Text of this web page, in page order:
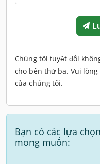
Chúng tôi tuyệt đối
cho bên thứ ba. Vui lòng
của chúng tôi.
Bạn có các lựa
mong muốn: